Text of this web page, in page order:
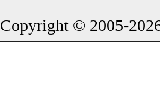
Copyright © 2005-